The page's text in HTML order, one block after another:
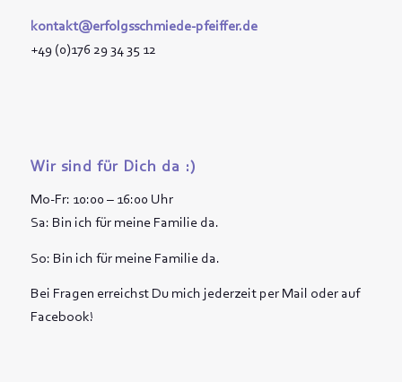
kontakt@erfolgsschmiede-pfeiffer.de
+49 (0)176 29 34 35 12
Wir sind für Dich da :)
Mo-Fr: 10:00 – 16:00 Uhr
Sa: Bin ich für meine Familie da.
So: Bin ich für meine Familie da.
Bei Fragen erreichst Du mich jederzeit per Mail oder auf
Facebook!